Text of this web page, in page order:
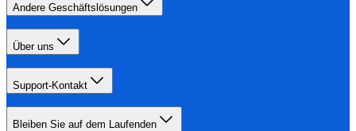
Andere Geschäftslösungen
Über uns
Support-Kontakt
Bleiben Sie auf dem Laufenden